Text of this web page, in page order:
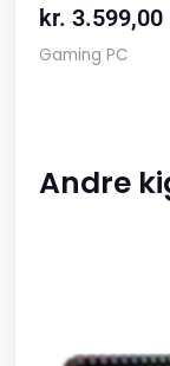
kr. 3.599,00
Gaming PC
Andre